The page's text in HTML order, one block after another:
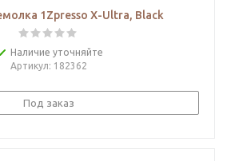
1Zpresso X-Ultra, Black
Наличие уточняйте
Артикул: 182362
Под заказ